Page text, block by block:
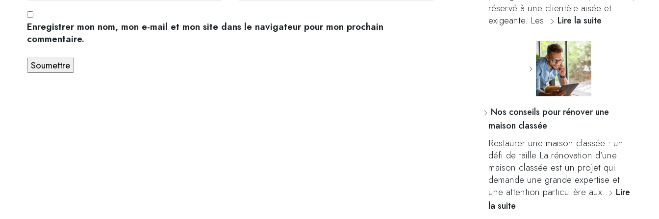
Enregistrer mon nom, mon e-mail et mon site dans le navigateur pour mon prochain
commentaire.
réservé à une clientèle aisée et
exigeante. Les… Lire la suite
Nos conseils pour rénover une
maison classée
Restaurer une maison classée : un
défi de taille La rénovation d’une
maison classée est un projet qui
demande une grande expertise et
une attention particulière aux… Lire
la suite